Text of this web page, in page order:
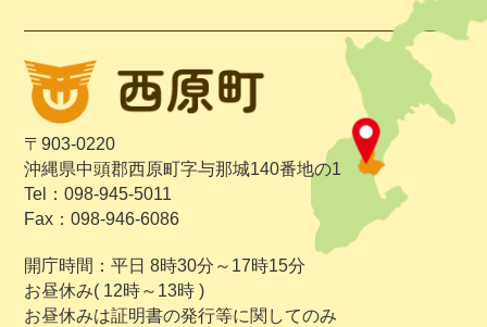
〒903-0220
沖縄県中頭郡西原町字与那城140番地の1
Tel：098-945-5011
Fax：098-946-6086
開庁時間：平日 8時30分～17時15分
お昼休み( 12時～13時 )
お昼休みは証明書の発行等に関してのみ